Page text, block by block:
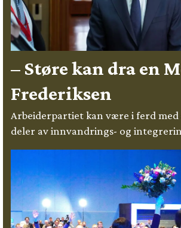
– Støre kan dra en
Frederiksen
Arbeiderpartiet kan være i ferd med
deler av innvandrings- og